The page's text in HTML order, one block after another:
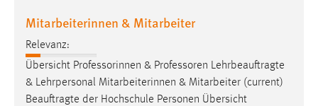
Mitarbeiterinnen & Mitarbeiter
Relevanz:
Übersicht Professorinnen & Professoren Lehrbeauftragte
& Lehrpersonal Mitarbeiterinnen & Mitarbeiter (current)
Beauftragte der Hochschule Personen Übersicht